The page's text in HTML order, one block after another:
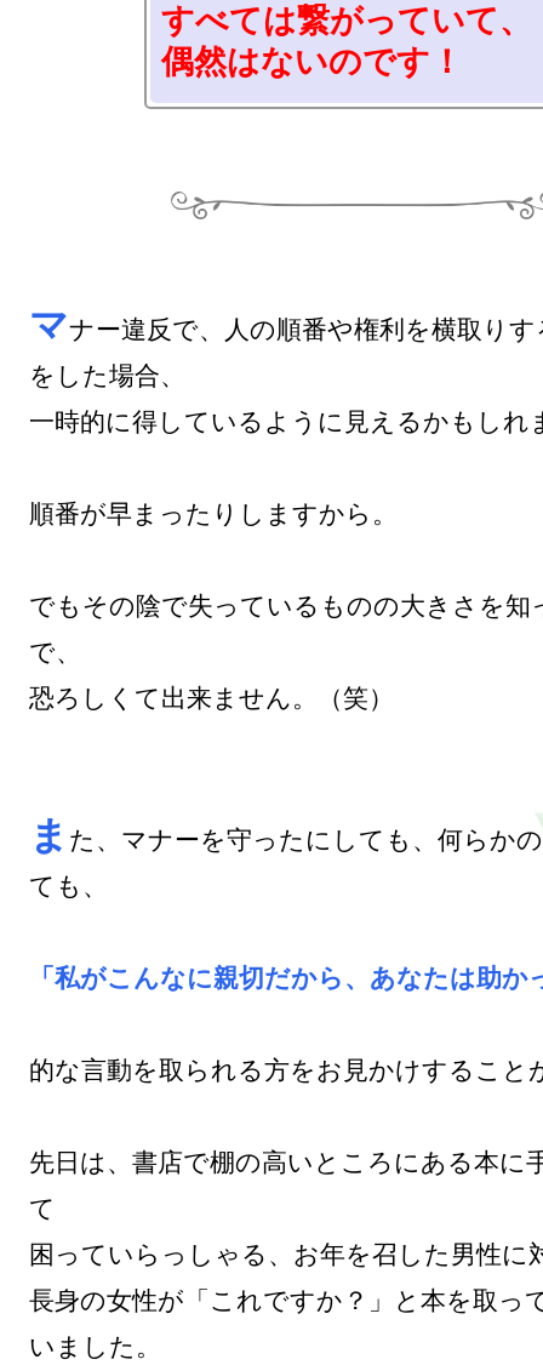
すべては繋がっていて、
偶然はないのです！
マナー違反で、人の順番や権利を横取り
をした場合、
一時的に得しているように見えるかもしれ
順番が早まったりしますから。
でもその陰で失っているものの大きさを知
で、
恐ろしくて出来ません。（笑）
ま た、マナーを守ったにしても、何らか
ても、
「私がこんなに親切だから、あなたは助か
的な言動を取られる方をお見かけすること
先日は、書店で棚の高いところにある本に
て
困っていらっしゃる、お年を召した男性に
長身の女性が「これですか？」と本を取っ
いました。